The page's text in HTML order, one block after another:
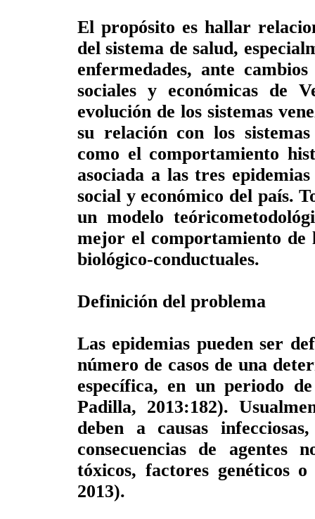
El propósito es hallar
del sistema de salud,
enfermedades, ante
sociales y económicas de
evolución de los sistemas
su relación con los
como el comportamiento
asociada a las tres
social y económico del país.
un modelo
mejor el comportamiento de
biológico-conductuales.
Definición del problema
Las epidemias pueden ser
número de casos de una
específica, en un periodo
Padilla, 2013:182).
deben a causas
consecuencias de agentes
tóxicos, factores genéticos
2013).